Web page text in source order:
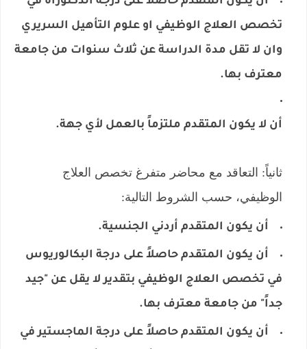
تخصص العلاج الوظيفي او علوم التأهيل السريري
وان لا تقل مدة الدراسة عن ثلاث سنوات من جامعة
معترف بها.
أن لا يكون المتقدم ملتزماً بالعمل لأي جهة.
ثانياً: التعاقد مع محاضر متفرغ تخصص العلاج
الوظيفي، حسب الشروط التالية:
أن يكون المتقدم أردني الجنسية.
أن يكون المتقدم حاصلاً على درجة البكالوريوس
في تخصص العلاج الوظيفي بتقدير لا يقل عن "جيد
جداً" من جامعة معترف بها.
أن يكون المتقدم حاصلاً على درجة الماجستير في